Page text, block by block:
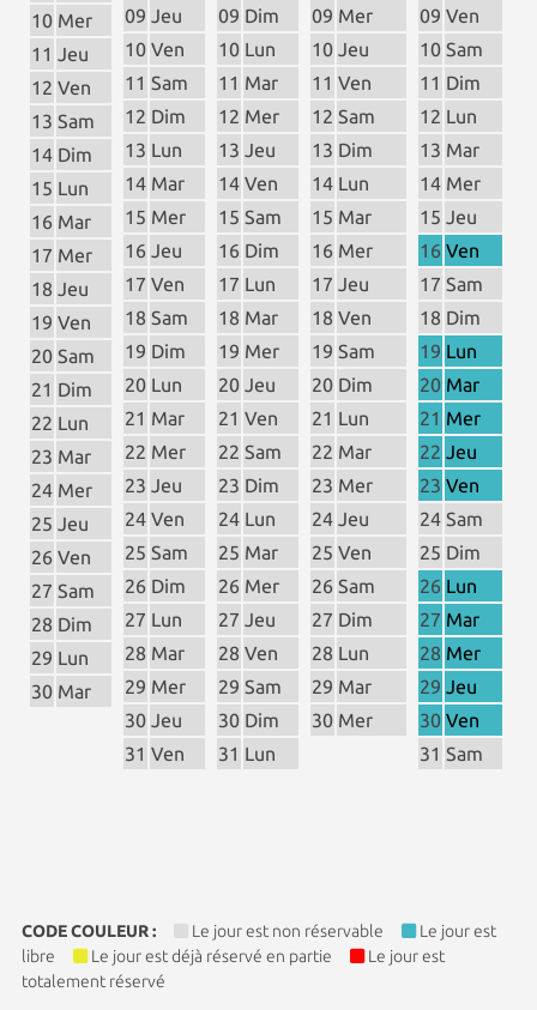
10 Mer
11
Jeu
12 Ven
13 Sam
14 Dim
15 Lun
16 Mar
17 Mer
18 Jeu
19 Ven
20 Sam
21 Dim
22 Lun
23 Mar
24 Mer
25 Jeu
26 Ven
27 Sam
28 Dim
29 Lun
30 Mar
09 Jeu
10 Ven
11 Sam
12 Dim
13 Lun
14 Mar
15 Mer
16 Jeu
17 Ven
18 Sam
19 Dim
20 Lun
21 Mar
22 Mer
23 Jeu
24 Ven
25 Sam
26 Dim
27 Lun
28 Mar
29 Mer
30 Jeu
31 Ven
09 Dim
10 Lun
11 Mar
12 Mer
13 Jeu
14 Ven
15 Sam
16 Dim
17 Lun
18 Mar
19 Mer
20 Jeu
21 Ven
22 Sam
23 Dim
24 Lun
25 Mar
26 Mer
27 Jeu
28 Ven
29 Sam
30 Dim
31 Lun
09 Mer
10 Jeu
11 Ven
12 Sam
13 Dim
14 Lun
15 Mar
16 Mer
17 Jeu
18 Ven
19 Sam
20 Dim
21 Lun
22 Mar
23 Mer
24 Jeu
25 Ven
26 Sam
27 Dim
28 Lun
29 Mar
30 Mer
09 Ven
10 Sam
11 Dim
12 Lun
13 Mar
14 Mer
15 Jeu
16 Ven
17 Sam
18 Dim
19 Lun
20 Mar
21 Mer
22 Jeu
23 Ven
24 Sam
25 Dim
26 Lun
27 Mar
28 Mer
29 Jeu
30 Ven
31 Sam
CODE COULEUR : Le jour est non réservable
Le jour est
libre
Le jour est déjà réservé en partie
Le jour est
totalement réservé